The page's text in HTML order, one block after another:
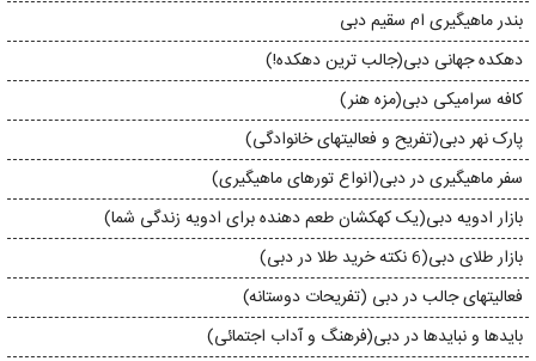
بندر ماهیگیری ام سقیم دبی
دهکده جهانی دبی(جالب ترین دهکده!)
کافه سرامیکی دبی(مزه هنر)
پارک نهر دبی(تفریح و فعالیتهای خانوادگی)
سفر ماهیگیری در دبی(انواع تورهای ماهیگیری)
بازار ادویه دبی(یک کهکشان طعم دهنده برای ادویه زندگی شما)
بازار طلای دبی(6 نکته خرید طلا در دبی)
فعالیتهای جالب در دبی (تفریحات دوستانه)
بایدها و نبایدها در دبی(فرهنگ و آداب اجتمائی)